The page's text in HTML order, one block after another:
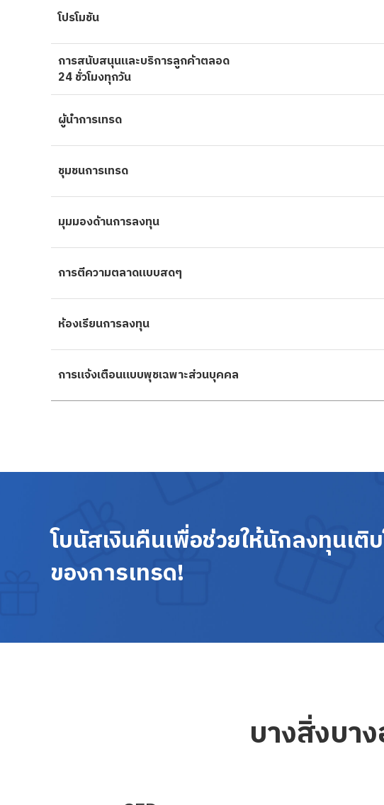
โปรโมชัน
การสนับสนุนและบริการลูกค้าตลอด
24 ชั่วโมงทุกวัน
ผู้นำการเทรด
ชุมชนการเทรด
มุมมองด้านการลงทุน
การตีความตลาดแบบสดๆ
ห้องเรียนการลงทุน
การแจ้งเตือนแบบพุชเฉพาะส่วนบุคคล
โบนัสเงินคืนเพื่อช่วยให้นักลงทุนเติ
ของการเทรด!
บางสิ่งบา